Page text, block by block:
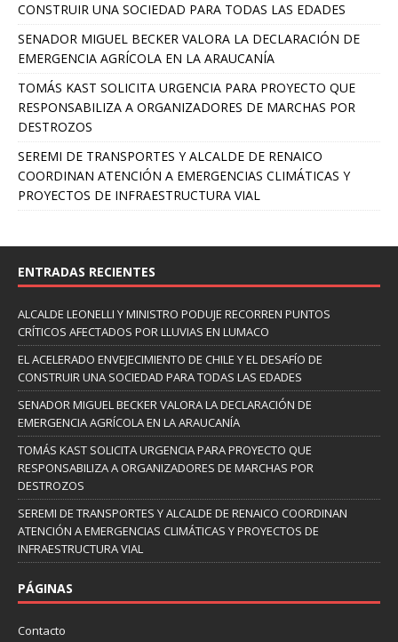
CONSTRUIR UNA SOCIEDAD PARA TODAS LAS EDADES
SENADOR MIGUEL BECKER VALORA LA DECLARACIÓN DE
EMERGENCIA AGRÍCOLA EN LA ARAUCANÍA
TOMÁS KAST SOLICITA URGENCIA PARA PROYECTO QUE
RESPONSABILIZA A ORGANIZADORES DE MARCHAS POR
DESTROZOS
SEREMI DE TRANSPORTES Y ALCALDE DE RENAICO
COORDINAN ATENCIÓN A EMERGENCIAS CLIMÁTICAS Y
PROYECTOS DE INFRAESTRUCTURA VIAL
ENTRADAS RECIENTES
ALCALDE LEONELLI Y MINISTRO PODUJE RECORREN PUNTOS
CRÍTICOS AFECTADOS POR LLUVIAS EN LUMACO
EL ACELERADO ENVEJECIMIENTO DE CHILE Y EL DESAFÍO DE
CONSTRUIR UNA SOCIEDAD PARA TODAS LAS EDADES
SENADOR MIGUEL BECKER VALORA LA DECLARACIÓN DE
EMERGENCIA AGRÍCOLA EN LA ARAUCANÍA
TOMÁS KAST SOLICITA URGENCIA PARA PROYECTO QUE
RESPONSABILIZA A ORGANIZADORES DE MARCHAS POR
DESTROZOS
SEREMI DE TRANSPORTES Y ALCALDE DE RENAICO COORDINAN
ATENCIÓN A EMERGENCIAS CLIMÁTICAS Y PROYECTOS DE
INFRAESTRUCTURA VIAL
PÁGINAS
Contacto